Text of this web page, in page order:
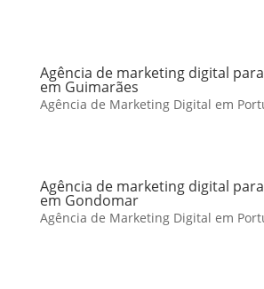
Agência de marketing digital
em Guimarães
Agência de Marketing Digital em
Agência de marketing digital
em Gondomar
Agência de Marketing Digital em